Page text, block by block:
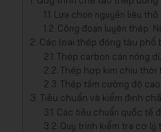
Lựa chọn nguyên liệu
Công đoạn luyện thép:
Các loại thép đóng tàu phổ
Thép carbon cán nóng
Thép hợp kim chịu thời
Thép tấm cường độ
Tiêu chuẩn và kiểm định
Các tiêu chuẩn quốc tế
Quy trình kiểm tra cơ lý